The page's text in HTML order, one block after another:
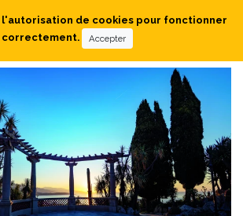
l'autorisation de cookies pour fonctionner
correctement.
Accepter